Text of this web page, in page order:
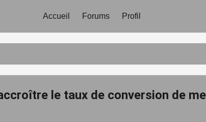
Accueil Forums Profil
le taux de conversion de